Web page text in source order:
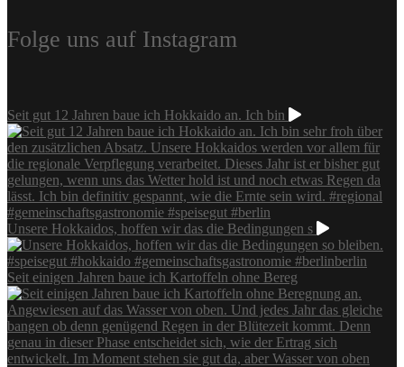
Folge uns auf Instagram
Seit gut 12 Jahren baue ich Hokkaido an. Ich bin
Unsere Hokkaidos, hoffen wir das die Bedingungen s
Seit einigen Jahren baue ich Kartoffeln ohne Bereg